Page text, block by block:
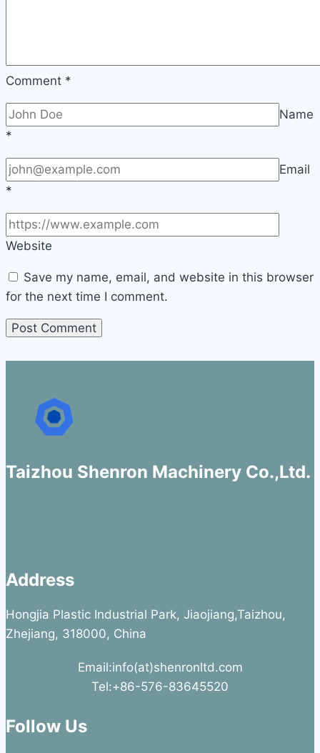
Comment *
Name
*
Email
*
Website
Save my name, email, and website in this browser
for the next time I comment.
Taizhou Shenron Machinery Co.,Ltd.
Address
Hongjia Plastic Industrial Park, Jiaojiang,Taizhou,
Zhejiang, 318000, China
Email:info(at)shenronltd.com
Tel:+86-576-83645520
Follow Us